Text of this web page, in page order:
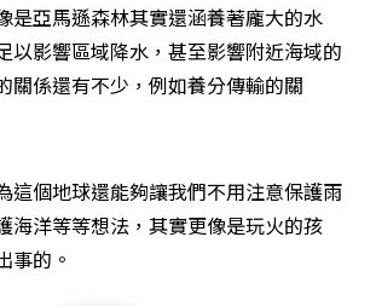
是亞馬遜森林其實還涵養著龐大的水
以影響區域降水，甚至影響附近海域的
關係還有不少，例如養分傳輸的關
這個地球還能夠讓我們不用注意保護雨
海洋等等想法，其實更像是玩火的孩
事的。